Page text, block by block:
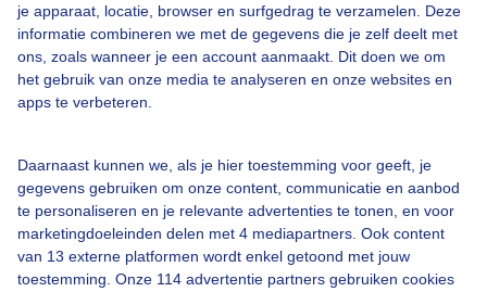
je apparaat, locatie, browser en surfgedrag te verzamelen. Deze
informatie combineren we met de gegevens die je zelf deelt met
ons, zoals wanneer je een account aanmaakt. Dit doen we om
het gebruik van onze media te analyseren en onze websites en
apps te verbeteren.
Daarnaast kunnen we, als je hier toestemming voor geeft, je
gegevens gebruiken om onze content, communicatie en aanbod
te personaliseren en je relevante advertenties te tonen, en voor
marketingdoeleinden delen met 4 mediapartners. Ook content
van 13 externe platformen wordt enkel getoond met jouw
toestemming. Onze 114 advertentie partners gebruiken cookies